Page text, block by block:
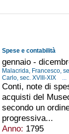
Spese e contabilità
gennaio -
Malacrida, Francesco,
Carlo, sec. XVIII-XIX
Conti, note di
acquisti del
secondo un
progressiva...
Anno: 1795